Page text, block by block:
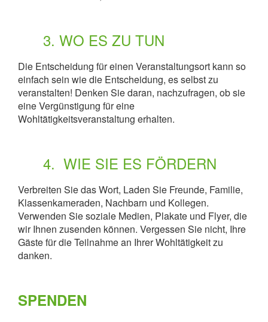
3. WO ES ZU TUN
Die Entscheidung für einen Veranstaltungsort kann so
einfach sein wie die Entscheidung, es selbst zu
veranstalten! Denken Sie daran, nachzufragen, ob sie
eine Vergünstigung für eine
Wohltätigkeitsveranstaltung erhalten.
4. WIE SIE ES FÖRDERN
Verbreiten Sie das Wort, Laden Sie Freunde, Familie,
Klassenkameraden, Nachbarn und Kollegen.
Verwenden Sie soziale Medien, Plakate und Flyer, die
wir Ihnen zusenden können. Vergessen Sie nicht, Ihre
Gäste für die Teilnahme an Ihrer Wohltätigkeit zu
danken.
SPENDEN